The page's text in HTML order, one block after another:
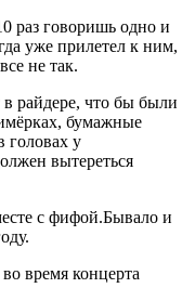
раз говоришь одно и
уже прилетел к ним,
не так.
райдере, что бы были
бумажные
головах у
вытереться
с фифой.Бывало и
время концерта